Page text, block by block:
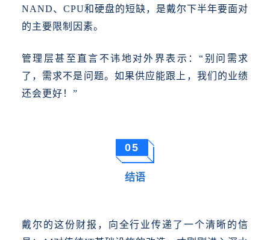
NAND、CPU和硬盘的短缺，是戴尔下半年要面对
的主要限制因素。
管理层甚至直言不讳地对外界表示：“别问需求
了，需求不是问题。如果供应能跟上，我们的业绩
还会更好！”
05
结语
戴尔的这份财报，向全行业传递了一个清晰的信